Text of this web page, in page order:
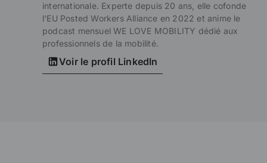
internationale. Experte depuis 20 ans, elle cofonde
l'EU Posted Workers Alliance en 2022 et anime le
podcast mensuel WE LOVE MOBILITY dédié aux
professionnels de la mobilité.
Voir le profil LinkedIn